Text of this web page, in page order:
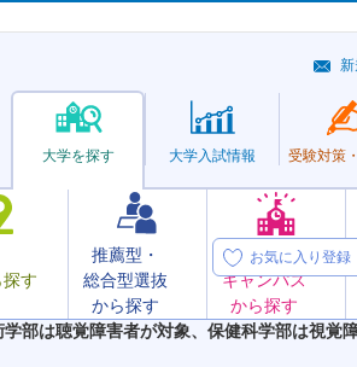
大学を探す
す
推薦型・
総合型選抜
から探す
オープン
キャンパス
から探す
大学入試情報 受験対策・
部は聴覚障害者が対象、保健科学部は視覚
お気に入り登録